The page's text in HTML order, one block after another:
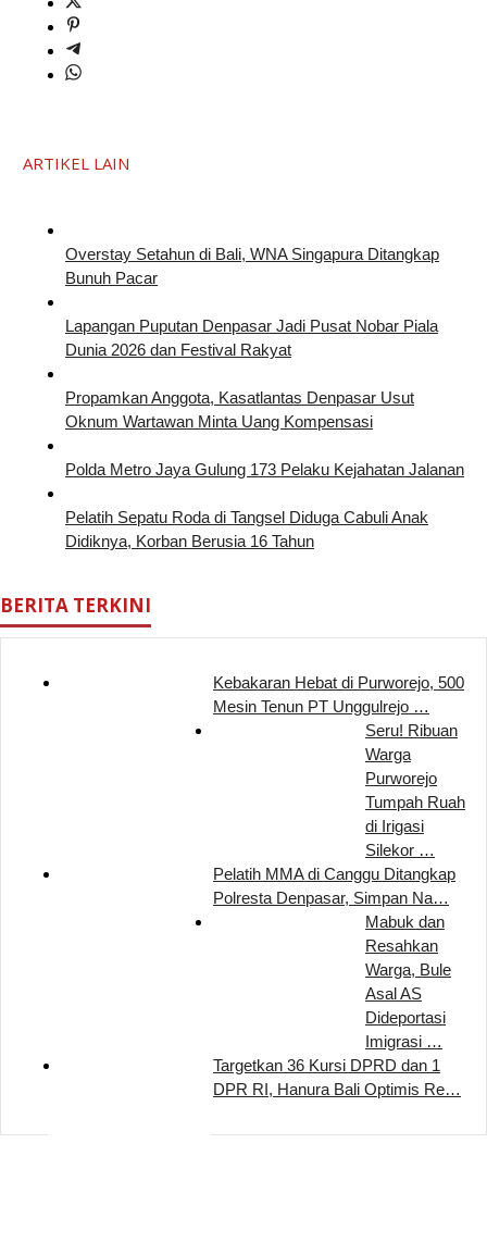
ARTIKEL LAIN
Overstay Setahun di Bali, WNA Singapura Ditangkap
Bunuh Pacar
Lapangan Puputan Denpasar Jadi Pusat Nobar Piala
Dunia 2026 dan Festival Rakyat
Propamkan Anggota, Kasatlantas Denpasar Usut
Oknum Wartawan Minta Uang Kompensasi
Polda Metro Jaya Gulung 173 Pelaku Kejahatan Jalanan
Pelatih Sepatu Roda di Tangsel Diduga Cabuli Anak
Didiknya, Korban Berusia 16 Tahun
BERITA TERKINI
Kebakaran Hebat di Purworejo, 500
Mesin Tenun PT Unggulrejo …
Seru! Ribuan
Warga
Purworejo
Tumpah Ruah
di Irigasi
Silekor …
Pelatih MMA di Canggu Ditangkap
Polresta Denpasar, Simpan Na…
Mabuk dan
Resahkan
Warga, Bule
Asal AS
Dideportasi
Imigrasi …
Targetkan 36 Kursi DPRD dan 1
DPR RI, Hanura Bali Optimis Re…